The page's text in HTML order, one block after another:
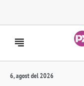
6, agost del 2026